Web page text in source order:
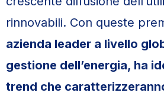
rinnovabili. Con queste
azienda leader a livello
gestione dell’energia, ha
trend che